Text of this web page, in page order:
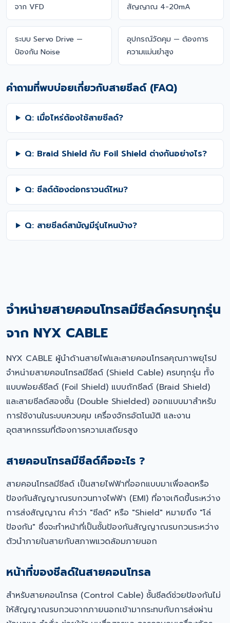
จาก VFD
สัญญาณ 4-20mA
ระบบ Servo Drive —
ป้องกัน Noise
อุปกรณ์วัดคุม — ต้องการ
ความแม่นยำสูง
คำถามที่พบบ่อยเกี่ยวกับสายชีลด์ (FAQ)
Q: เมื่อไหร่ต้องใช้สายชีลด์?
Q: Braid Shield กับ Foil Shield ต่างกันอย่างไร?
Q: ชีลด์ต้องต่อกราวนด์ไหม?
Q: สายชีลด์สามัญมีรุ่นไหนบ้าง?
จำหน่ายสายคอนโทรลมีชีลด์ครบทุกรุ่น
จาก NYX CABLE
NYX CABLE ผู้นำด้านสายไฟและสายคอนโทรลคุณภาพยุโรป
จำหน่ายสายคอนโทรลมีชีลด์ (Shield Cable) ครบทุกรุ่น ทั้ง
แบบฟอยล์ชีลด์ (Foil Shield) แบบถักชีลด์ (Braid Shield)
และสายชีลด์สองชั้น (Double Shielded) ออกแบบมาสำหรับ
การใช้งานในระบบควบคุม เครื่องจักรอัตโนมัติ และงาน
อุตสาหกรรมที่ต้องการความเสถียรสูง
สายคอนโทรลมีชีลด์คืออะไร ?
สายคอนโทรลมีชีลด์ เป็นสายไฟฟ้าที่ออกแบบมาเพื่อลดหรือ
ป้องกันสัญญาณรบกวนทางไฟฟ้า (EMI) ที่อาจเกิดขึ้นระหว่าง
การส่งสัญญาณ คำว่า "ชีลด์" หรือ "Shield" หมายถึง "โล่
ป้องกัน" ซึ่งจะทำหน้าที่เป็นชั้นป้องกันสัญญาณรบกวนระหว่าง
ตัวนำภายในสายกับสภาพแวดล้อมภายนอก
หน้าที่ของชีลด์ในสายคอนโทรล
สำหรับสายคอนโทรล (Control Cable) ชั้นชีลด์ช่วยป้องกันไม่
ให้สัญญาณรบกวนจากภายนอกเข้ามากระทบกับการส่งผ่าน